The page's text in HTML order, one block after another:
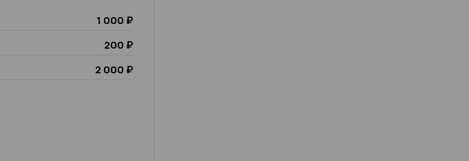
1 000 ₽
200 ₽
2 000 ₽